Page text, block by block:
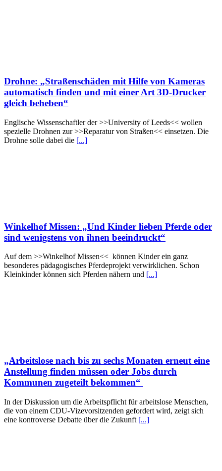
Drohne: „Straßenschäden mit Hilfe von Kameras
automatisch finden und mit einer Art 3D-Drucker
gleich beheben“
Englische Wissenschaftler der >>University of Leeds<< wollen
spezielle Drohnen zur >>Reparatur von Straßen<< einsetzen. Die
Drohne solle dabei die [...]
Winkelhof Missen: „Und Kinder lieben Pferde oder
sind wenigstens von ihnen beeindruckt“
Auf dem >>Winkelhof Missen<< können Kinder ein ganz
besonderes pädagogisches Pferdeprojekt verwirklichen. Schon
Kleinkinder können sich Pferden nähern und [...]
„Arbeitslose nach bis zu sechs Monaten erneut eine
Anstellung finden müssen oder Jobs durch
Kommunen zugeteilt bekommen“
In der Diskussion um die Arbeitspflicht für arbeitslose Menschen,
die von einem CDU-Vizevorsitzenden gefordert wird, zeigt sich
eine kontroverse Debatte über die Zukunft [...]